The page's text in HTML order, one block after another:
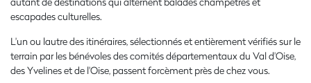
escapades culturelles.
L'un ou lautre des itinéraires, sélectionnés et entièrement vérifiés sur le
terrain par les bénévoles des comités départementaux du Val d'Oise,
des Yvelines et de l'Oise, passent forcèment près de chez vous.